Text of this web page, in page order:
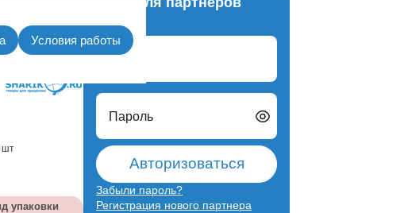
Условия работы
пузыри
шт
упаковки
Логин
Пароль
Авторизоваться
Забыли пароль?
Регистрация нового партнера